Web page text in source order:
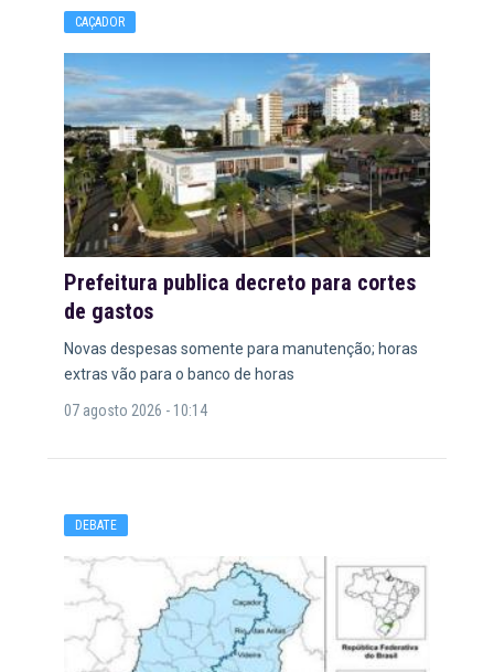
CAÇADOR
Prefeitura publica decreto para cortes
de gastos
Novas despesas somente para manutenção; horas
extras vão para o banco de horas
07 agosto 2026 - 10:14
DEBATE